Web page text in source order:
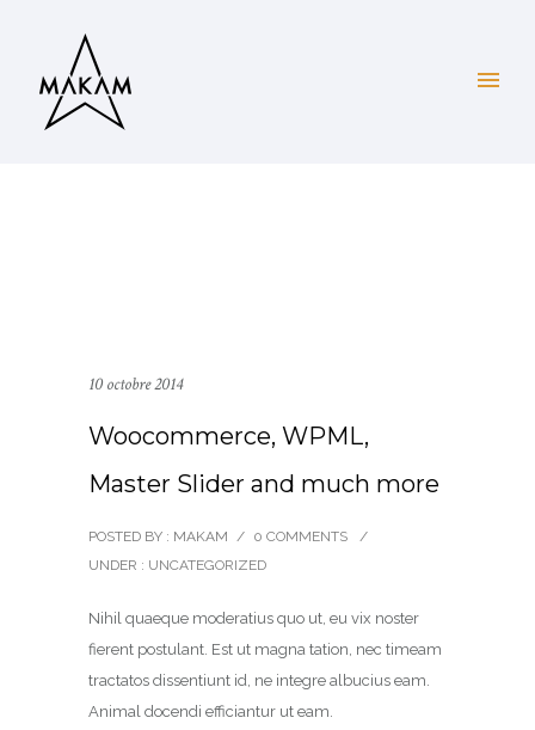
10 octobre 2014
Woocommerce, WPML,
Master Slider and much more
POSTED BY : MAKAM / 0 COMMENTS
/
UNDER : UNCATEGORIZED
Nihil quaeque moderatius quo ut, eu vix noster
fierent postulant. Est ut magna tation, nec timeam
tractatos dissentiunt id, ne integre albucius eam.
Animal docendi efficiantur ut eam.